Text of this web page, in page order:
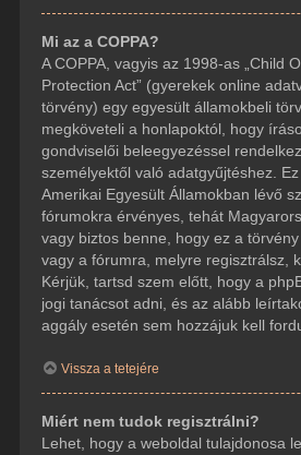
Mi az a COPPA?
A COPPA, vagyis az 1998-as „Child
Protection Act” (gyerekek online
törvény) egy egyesült államokbeli
megköveteli a honlapoktól, hogy
gondviselői beleegyezéssel
személyektől való adatgyűjtéshez.
Amerikai Egyesült Államokban lévő
fórumokra érvényes, tehát
vagy biztos benne, hogy ez a
vagy a fórumra, melyre regisztrálsz,
Kérjük, tartsd szem előtt, hogy a
jogi tanácsot adni, és az alább
aggály esetén sem hozzájuk kell
Vissza a tetejére
Miért nem tudok regisztrálni?
Lehet, hogy a weboldal tulajdonosa